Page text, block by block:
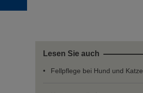
Lesen Sie auch
Fellpflege bei Hund und Katze